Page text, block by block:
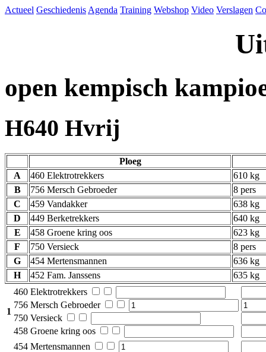
Actueel Geschiedenis Agenda Training Webshop Video Verslagen
open kempisch
H640 Hvrij
Ploeg
A
460 Elektrotrekkers
610 kg
B
756 Mersch Gebroeder
8 pers
C
459 Vandakker
638 kg
D
449 Berketrekkers
640 kg
E
458 Groene kring oos
623 kg
F
750 Versieck
8 pers
G
454 Mertensmannen
636 kg
H
452 Fam. Janssens 635 kg
1
460 Elektrotrekkers
756 Mersch Gebroeder
750 Versieck
458 Groene kring oos
454 Mertensmannen